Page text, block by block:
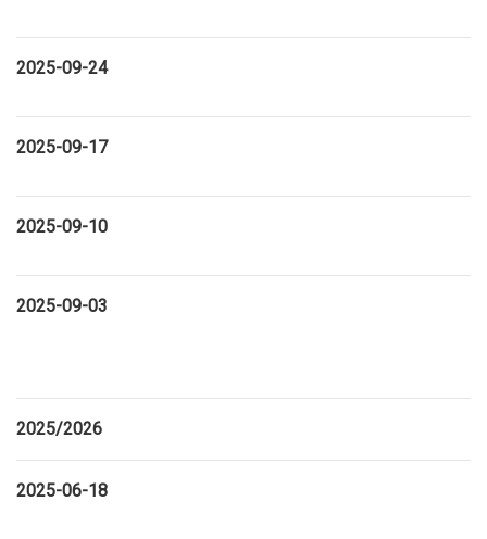
2025-09-24
2025-09-17
2025-09-10
2025-09-03
2025/2026
2025-06-18